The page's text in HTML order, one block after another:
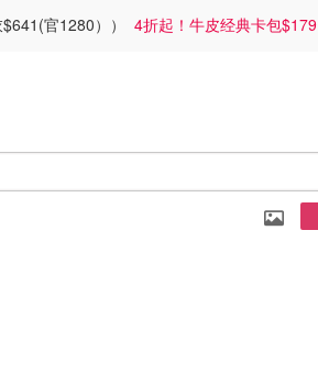
官1280）） 4折起！牛皮经典卡包$179